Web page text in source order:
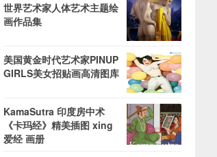
世界艺术家人体艺术主题绘
画作品集
美国黄金时代艺术家PINUP
GIRLS美女招贴画高清图库
KamaSutra 印度房中术
《卡玛经》精美插图 xing
爱经 画册